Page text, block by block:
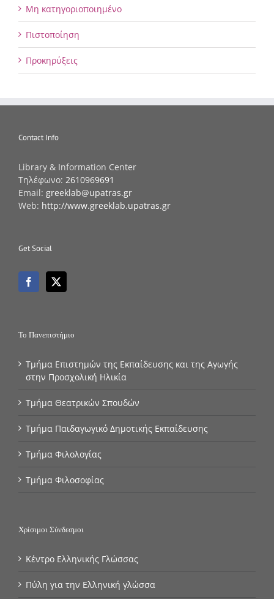
Μη κατηγοριοποιημένο
Πιστοποίηση
Προκηρύξεις
Contact Info
Library & Information Center
Τηλέφωνο: 2610969691
Email: greeklab@upatras.gr
Web: http://www.greeklab.upatras.gr
Get Social
Το Πανεπιστήμιο
Τμήμα Επιστημών της Εκπαίδευσης και της Αγωγής
στην Προσχολική Ηλικία
Τμήμα Θεατρικών Σπουδών
Τμήμα Παιδαγωγικό Δημοτικής Εκπαίδευσης
Τμήμα Φιλολογίας
Τμήμα Φιλοσοφίας
Χρίσιμοι Σύνδεσμοι
Κέντρο Eλληνικής Γλώσσας
Πύλη για την Eλληνική γλώσσα